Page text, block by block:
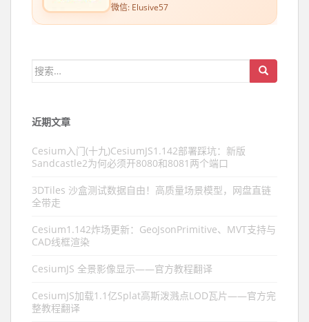
微信: Elusive57
搜索：
近期文章
Cesium入门(十九)CesiumJS1.142部署踩坑：新版
Sandcastle2为何必须开8080和8081两个端口
3DTiles 沙盒测试数据自由！高质量场景模型，网盘直链
全带走
Cesium1.142炸场更新：GeoJsonPrimitive、MVT支持与
CAD线框渲染
CesiumJS 全景影像显示——官方教程翻译
CesiumJS加载1.1亿Splat高斯泼溅点LOD瓦片——官方完
整教程翻译